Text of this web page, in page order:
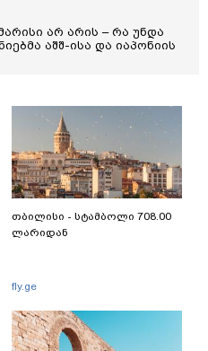
არ არის – რა უნდა
აშშ-ისა და იაპონიის
თბილისი - სტამბოლი 708.00
ლარიდან
fly.ge